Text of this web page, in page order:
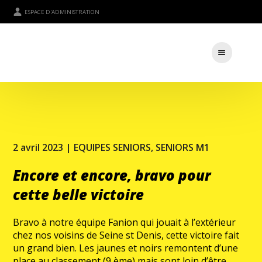
ESPACE D'ADMINISTRATION
2 avril 2023 | EQUIPES SENIORS, SENIORS M1
Encore et encore, bravo pour
cette belle victoire
Bravo à notre équipe Fanion qui jouait à l’extérieur
chez nos voisins de Seine st Denis, cette victoire fait
un grand bien. Les jaunes et noirs remontent d’une